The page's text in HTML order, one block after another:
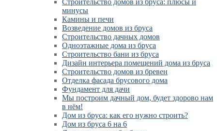
Строительство домов из бруса: плюсы и
минусы
Камины и печи
Возведение домов из бруса
Cтроительство дачных домов
Одноэтажные дома из бруса
Строительство бани из бруса
Дизайн интерьера помещений дома из бруса
Строительство домов из бревен
Отделка фасада брусового дома
Фундамент для дачи
Мы построим дачный дом, будет здорово нам
в нём!
Дом из бруса: как его нужно строить?
Дом из бруса 6 на 6